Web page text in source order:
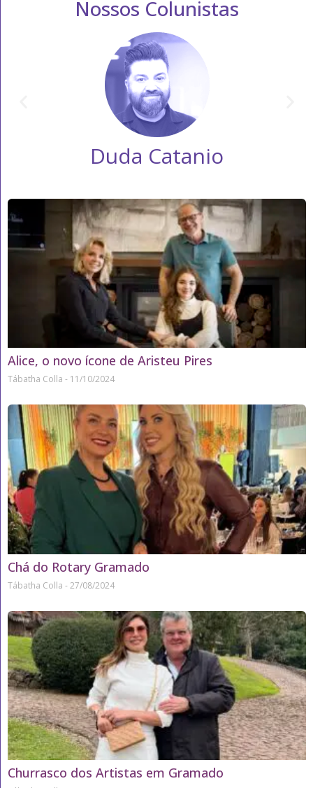
Nossos Colunistas
Duda Catanio
Alice, o novo ícone de Aristeu Pires
Tábatha Colla 11/10/2024
Chá do Rotary Gramado
Tábatha Colla 27/08/2024
Churrasco dos Artistas em Gramado